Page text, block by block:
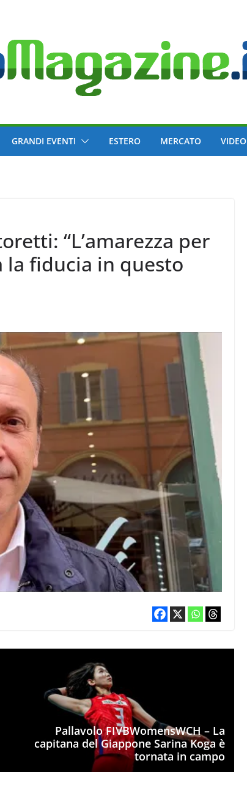
GRANDI EVENTI ESTERO MERCATO VIDEO
“L’amarezza per
fiducia in questo
Pallavolo FIVBWomensWCH – La
capitana del Giappone Sarina Koga è
tornata in campo